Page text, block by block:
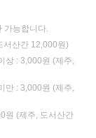
가능합니다.
서산간 12,000원)
상 : 3,000원 (제주,
만 : 3,000원 (제주,
원 (제주, 도서산간